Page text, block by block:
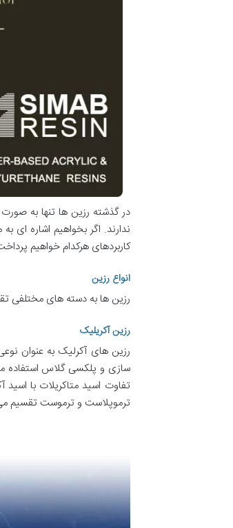
در گذشته رزین ها تنها به
ندارند. اگر بخواهیم اشاره ای
کاربردهای هرکدام خواهیم
انواع رزین
رزین ها به دسته های مختلفی
رزین آکریلیک
سازی و پلکسی گلاس استفاده
تفاوت اسید متاکریلات با
ترموپلاست و ترموست تقسیم